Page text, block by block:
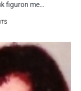
figuron me…